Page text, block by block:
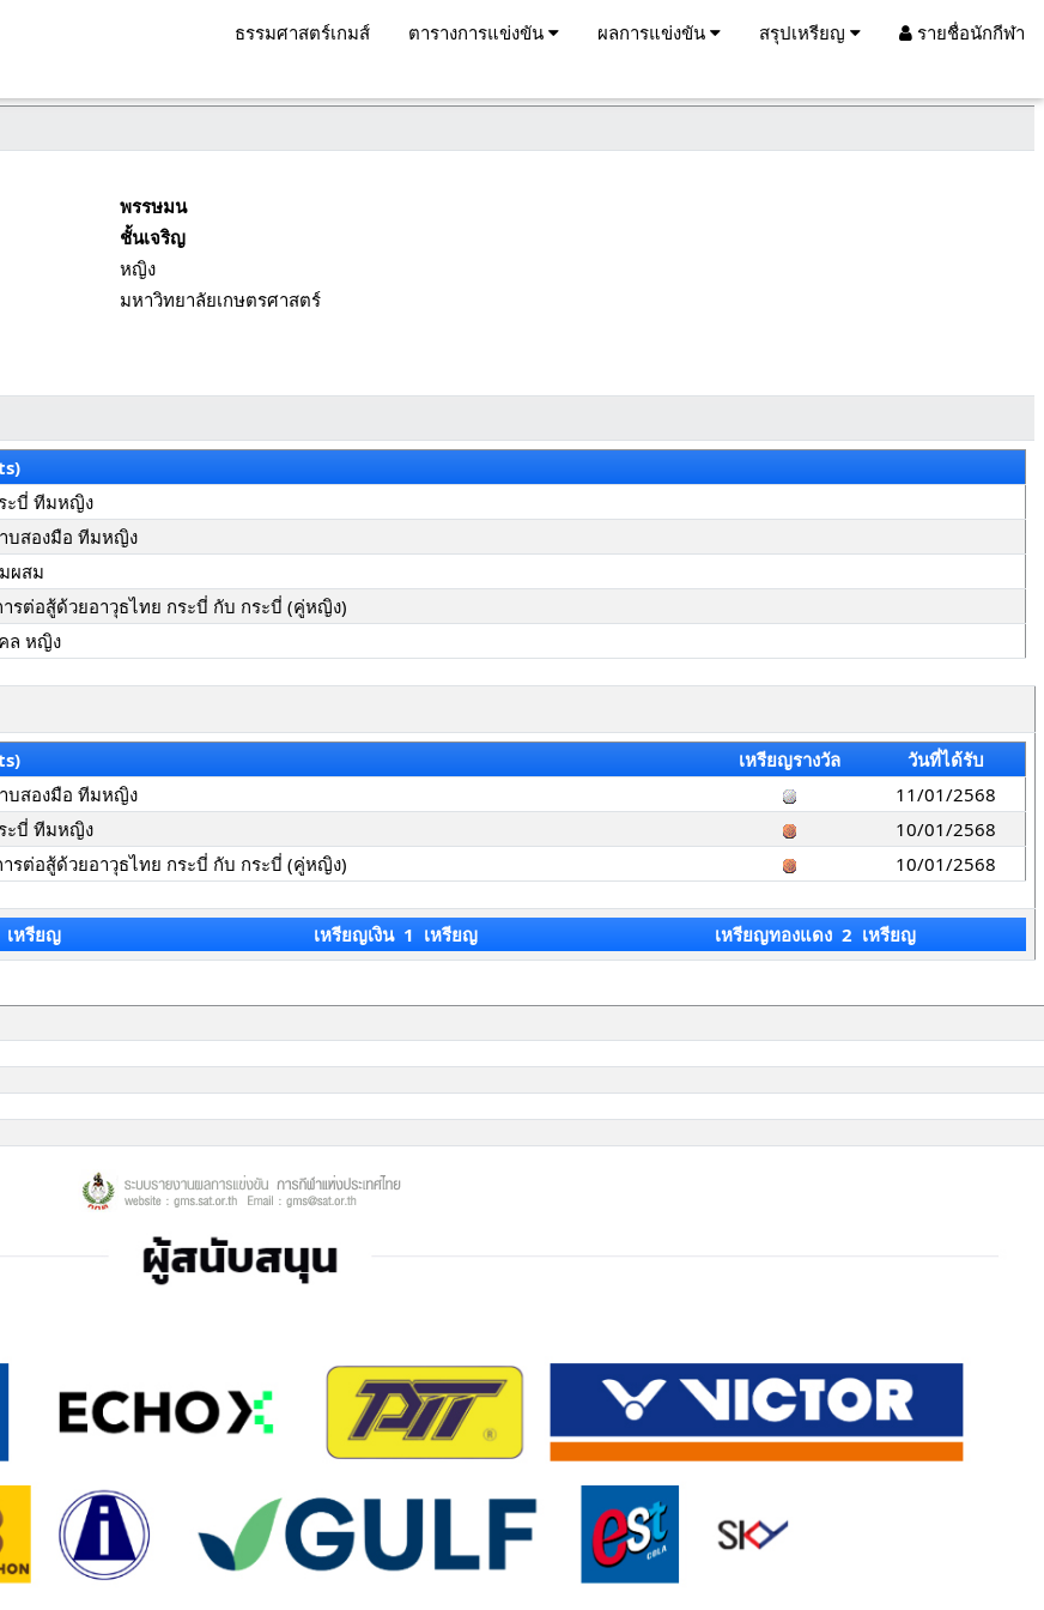
ธรรมศาสตร์เกมส์ ตารางการแข่งขัน ผลการแข่งขัน สรุปเหรียญ รายชื่อนักกีฬา
พรรษมน
ชั้นเจริญ
หญิง
มหาวิทยาลัยเกษตรศาสตร์
ะบี่ ทีมหญิง
บสองมือ ทีมหญิง
ผสม
รต่อสู้ด้วยอาวุธไทย กระบี่ กับ กระบี่ (คู่หญิง)
ล หญิง
เหรียญรางวัล
วันที่ได้รับ
บสองมือ ทีมหญิง
11/01/2568
ะบี่ ทีมหญิง
10/01/2568
รต่อสู้ด้วยอาวุธไทย กระบี่ กับ กระบี่ (คู่หญิง) 10/01/2568
เหรียญ เหรียญเงิน 1 เหรียญ เหรียญทองแดง 2 เหรียญ